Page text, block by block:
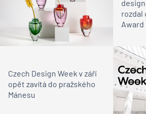
design
rozdal
Award
Czech Design Week v září
opět zavítá do pražského
Mánesu